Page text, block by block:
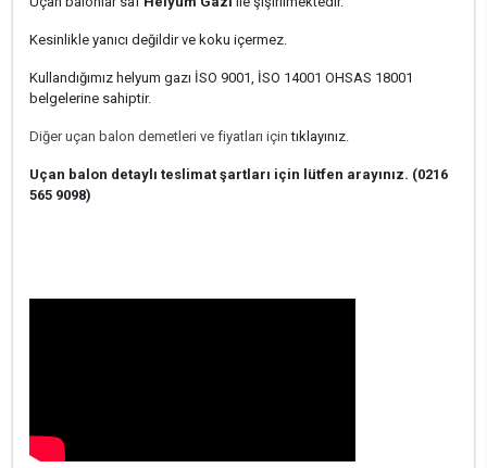
Kesinlikle yanıcı değildir ve koku içermez.
Kullandığımız helyum gazı İSO 9001, İSO 14001 OHSAS 18001
belgelerine sahiptir.
Diğer uçan balon demetleri ve fiyatları için tıklayınız.
Uçan balon detaylı teslimat şartları için lütfen arayınız. (0216
565 9098)